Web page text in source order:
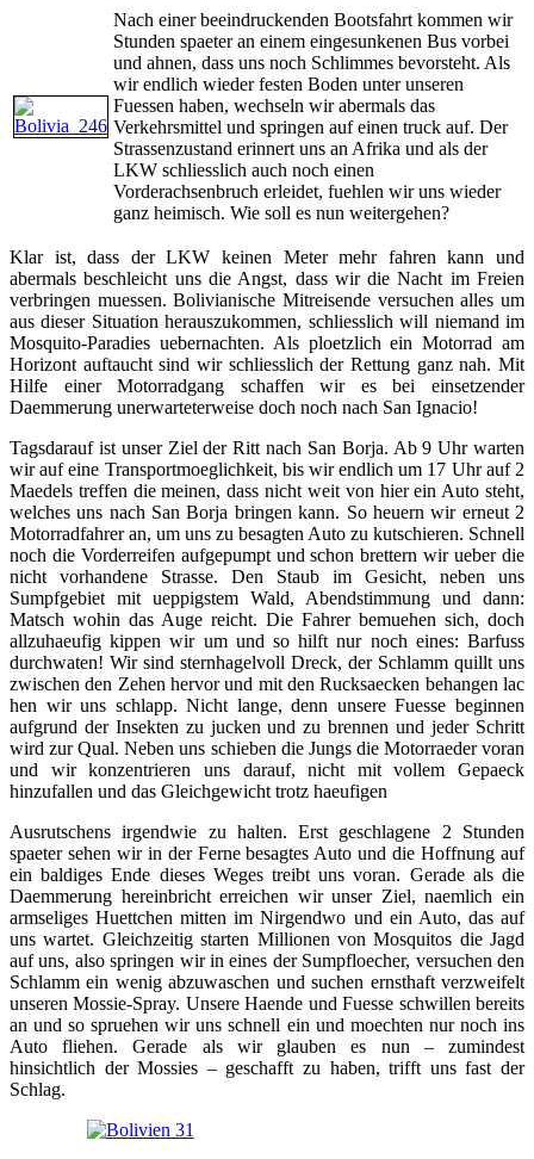
Nach einer beeindruckenden Bootsfahrt kommen wir
Stunden spaeter an einem eingesunkenen Bus vorbei
und ahnen, dass uns noch Schlimmes bevorsteht. Als
wir endlich wieder festen Boden unter unseren
Fuessen haben, wechseln wir abermals das
Verkehrsmittel und springen auf einen truck auf. Der
Strassenzustand erinnert uns an Afrika und als der
LKW schliesslich auch noch einen
Vorderachsenbruch erleidet, fuehlen wir uns wieder
ganz heimisch. Wie soll es nun weitergehen?
Klar ist, dass der LKW keinen Meter mehr fahren kann und
abermals beschleicht uns die Angst, dass wir die Nacht im Freien
verbringen muessen. Bolivianische Mitreisende versuchen alles um
aus dieser Situation herauszukommen, schliesslich will niemand im
Mosquito-Paradies uebernachten. Als ploetzlich ein Motorrad am
Horizont auftaucht sind wir schliesslich der Rettung ganz nah. Mit
Hilfe einer Motorradgang schaffen wir es bei einsetzender
Daemmerung unerwarteterweise doch noch nach San Ignacio!
Tagsdarauf ist unser Ziel der Ritt nach San Borja. Ab 9 Uhr warten
wir auf eine Transportmoeglichkeit, bis wir endlich um 17 Uhr auf 2
Maedels treffen die meinen, dass nicht weit von hier ein Auto steht,
welches uns nach San Borja bringen kann. So heuern wir erneut 2
Motorradfahrer an, um uns zu besagten Auto zu kutschieren. Schnell
noch die Vorderreifen aufgepumpt und schon brettern wir ueber die
nicht vorhandene Strasse. Den Staub im Gesicht, neben uns
Sumpfgebiet mit ueppigstem Wald, Abendstimmung und dann:
Matsch wohin das Auge reicht. Die Fahrer bemuehen sich, doch
allzuhaeufig kippen wir um und so hilft nur noch eines: Barfuss
durchwaten! Wir sind sternhagelvoll Dreck, der Schlamm quillt uns
zwischen den Zehen hervor und mit den Rucksaecken behangen lac
hen wir uns schlapp. Nicht lange, denn unsere Fuesse beginnen
aufgrund der Insekten zu jucken und zu brennen und jeder Schritt
wird zur Qual. Neben uns schieben die Jungs die Motorraeder voran
und wir konzentrieren uns darauf, nicht mit vollem Gepaeck
hinzufallen und das Gleichgewicht trotz haeufigen
Ausrutschens irgendwie zu halten. Erst geschlagene 2 Stunden
spaeter sehen wir in der Ferne besagtes Auto und die Hoffnung auf
ein baldiges Ende dieses Weges treibt uns voran. Gerade als die
Daemmerung hereinbricht erreichen wir unser Ziel, naemlich ein
armseliges Huettchen mitten im Nirgendwo und ein Auto, das auf
uns wartet. Gleichzeitig starten Millionen von Mosquitos die Jagd
auf uns, also springen wir in eines der Sumpfloecher, versuchen den
Schlamm ein wenig abzuwaschen und suchen ernsthaft verzweifelt
unseren Mossie-Spray. Unsere Haende und Fuesse schwillen bereits
an und so spruehen wir uns schnell ein und moechten nur noch ins
Auto fliehen. Gerade als wir glauben es nun – zumindest
hinsichtlich der Mossies – geschafft zu haben, trifft uns fast der
Schlag.